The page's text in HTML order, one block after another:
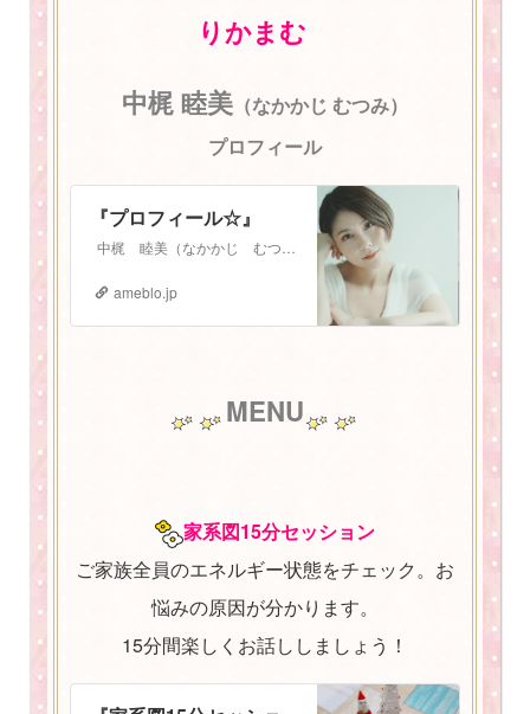
りかまむ
中梶 睦美 （なかかじ むつみ）
プロフィール
『プロフィール☆』
ameblo.jp
MENU
家系図15分セッション
ご家族全員のエネルギー状態をチェック。お
悩みの原因が分かります。
15分間楽しくお話ししましょう！